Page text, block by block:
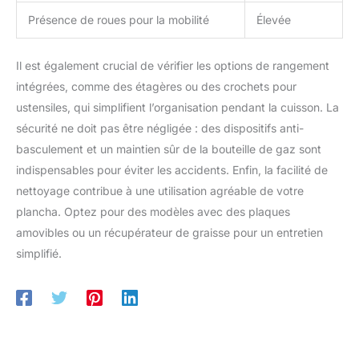
Présence de roues pour la mobilité Élevée
Il est également crucial de vérifier les options de rangement
intégrées, comme des étagères ou des crochets pour
ustensiles, qui simplifient l’organisation pendant la cuisson. La
sécurité ne doit pas être négligée : des dispositifs anti-
basculement et un maintien sûr de la bouteille de gaz sont
indispensables pour éviter les accidents. Enfin, la facilité de
nettoyage contribue à une utilisation agréable de votre
plancha. Optez pour des modèles avec des plaques
amovibles ou un récupérateur de graisse pour un entretien
simplifié.